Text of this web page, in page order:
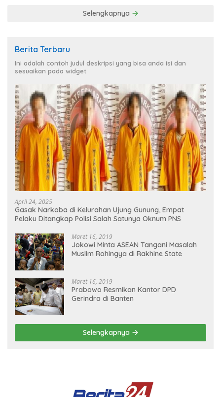
Selengkapnya
Berita Terbaru
Ini adalah contoh judul deskripsi yang bisa anda isi dan
sesuaikan pada widget
April 24, 2025
Gasak Narkoba di Kelurahan Ujung Gunung, Empat
Pelaku Ditangkap Polisi Salah Satunya Oknum PNS
Maret 16, 2019
Jokowi Minta ASEAN Tangani Masalah
Muslim Rohingya di Rakhine State
Maret 16, 2019
Prabowo Resmikan Kantor DPD
Gerindra di Banten
Selengkapnya